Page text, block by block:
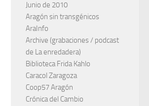
Junio de 2010
Aragón sin transgénicos
AraInfo
Archive (grabaciones / podcast
de La enredadera)
Biblioteca Frida Kahlo
Caracol Zaragoza
Coop57 Aragón
Crónica del Cambio